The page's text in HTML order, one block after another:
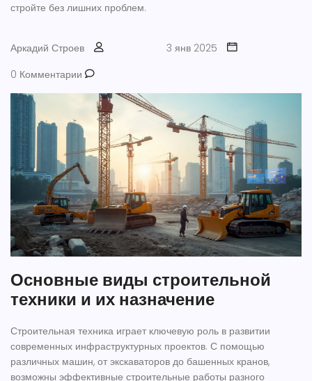
стройте без лишних проблем.
Аркадий Строев
3 янв 2025
0 Комментарии
Основные виды строительной
техники и их назначение
Строительная техника играет ключевую роль в развитии
современных инфраструктурных проектов. С помощью
различных машин, от экскаваторов до башенных кранов,
возможны эффективные строительные работы разного